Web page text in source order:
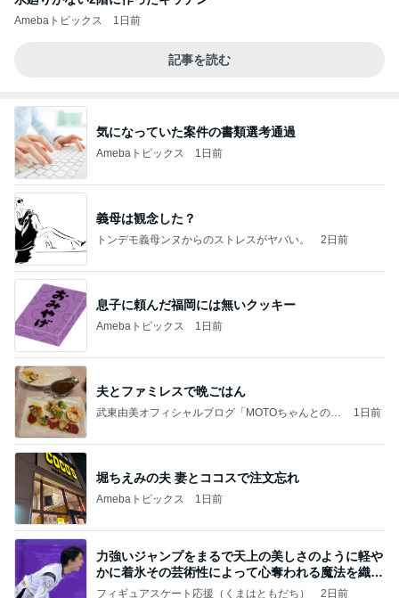
Amebaトピックス 1日前
記事を読む
気になっていた案件の書類選考通過
Amebaトピックス 1日前
義母は観念した？
トンデモ義母ンヌからのストレスがヤバい。 2日前
息子に頼んだ福岡には無いクッキー
Amebaトピックス 1日前
夫とファミレスで晩ごはん
武東由美オフィシャルブログ「MOTOちゃんとのは
1日前
堀ちえみの夫 妻とココスで注文忘れ
Amebaトピックス 1日前
力強いジャンプをまるで天上の美しさのように軽や
かに着氷その芸術性によって心奪われる魔法を織り
なす
フィギュアスケート応援（くまはともだち） 2日前